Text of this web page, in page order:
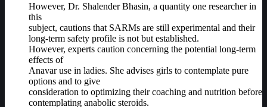
However, Dr. Shalender Bhasin, a quantity one researcher in
this
subject, cautions that SARMs are still experimental and their
long-term safety profile is not but established.
However, experts caution concerning the potential long-term
effects of
Anavar use in ladies. She advises girls to contemplate pure
options and to give
consideration to optimizing their coaching and nutrition before
contemplating anabolic steroids.